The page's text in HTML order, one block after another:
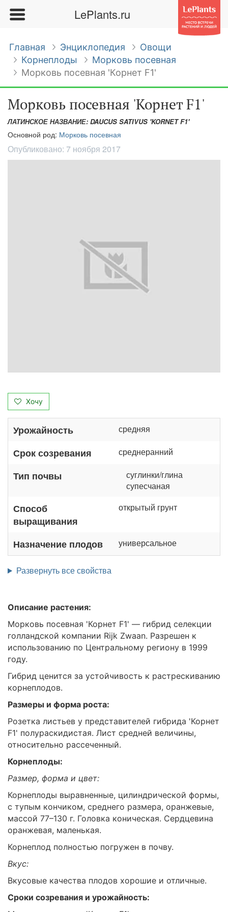
LePlants.ru
Главная Энциклопедия
Овощи
Корнеплоды
Морковь посевная
Морковь посевная 'Корнет F1'
Морковь посевная 'Корнет F1'
ЛАТИНСКОЕ НАЗВАНИЕ: DAUCUS SATIVUS 'KORNET F1'
Основной род: Морковь посевная
Опубликовано: 7 ноября 2017
Хочу
Урожайность средняя
Срок созревания среднеранний
Тип почвы
суглинки/глина
супесчаная
Способ
выращивания
открытый грунт
Назначение плодов универсальное
Развернуть все свойства
Описание растения:
Морковь посевная 'Корнет F1' — гибрид селекции
голландской компании Rijk Zwaan. Разрешен к
использованию по Центральному региону в 1999
году.
Гибрид ценится за устойчивость к растрескиванию
корнеплодов.
Размеры и форма роста:
Розетка листьев у представителей гибрида 'Корнет
F1' полураскидистая. Лист средней величины,
относительно рассеченный.
Корнеплоды:
Размер, форма и цвет:
Корнеплоды выравненные, цилиндрической формы,
с тупым кончиком, среднего размера, оранжевые,
массой 77–130 г. Головка коническая. Сердцевина
оранжевая, маленькая.
Корнеплод полностью погружен в почву.
Вкус:
Вкусовые качества плодов хорошие и отличные.
Сроки созревания и урожайность: